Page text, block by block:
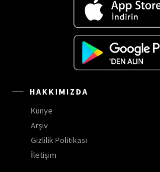
HAKKIMIZDA
Künye
Arşiv
Gizlilik Politikası
İletişim